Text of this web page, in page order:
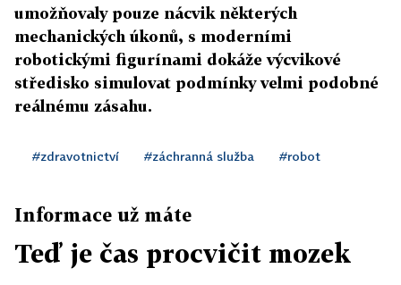
umožňovaly pouze nácvik některých
mechanických úkonů, s moderními
robotickými figurínami dokáže výcvikové
středisko simulovat podmínky velmi podobné
reálnému zásahu.
#zdravotnictví #záchranná služba #robot
Informace už máte
Teď je čas procvičit mozek